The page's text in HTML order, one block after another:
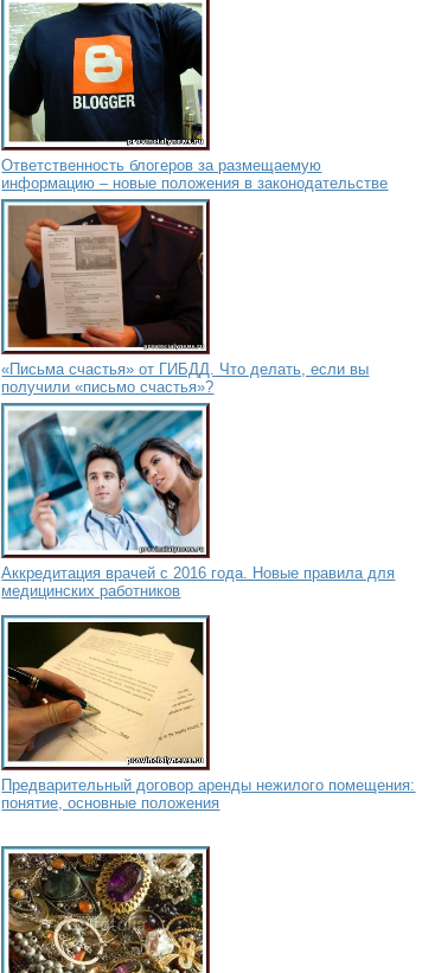
Ответственность блогеров за размещаемую
информацию – новые положения в законодательстве
«Письма счастья» от ГИБДД. Что делать, если вы
получили «письмо счастья»?
Аккредитация врачей с 2016 года. Новые правила для
медицинских работников
Предварительный договор аренды нежилого помещения:
понятие, основные положения